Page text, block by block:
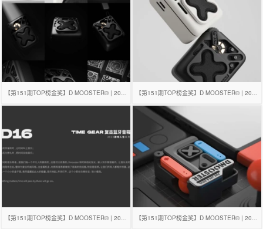
【第151期TOP榜金奖】D MOOSTER® | 2023年度总结 【第151期TOP榜金奖】D MOOSTER® | 2023年度总结
【第151期TOP榜金奖】D MOOSTER® | 2023年度总结 【第151期TOP榜金奖】D MOOSTER® | 2023年度总结